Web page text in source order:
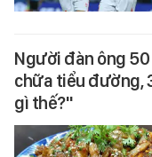
Người đàn ông
chữa tiểu đường,
gì thế?"